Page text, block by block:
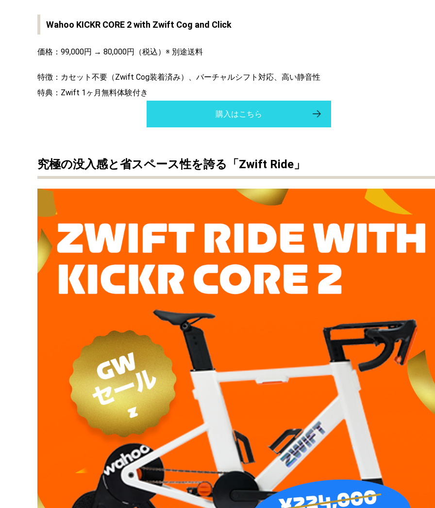
Wahoo KICKR CORE 2 with Zwift Cog and Click
価格：99,000円 → 80,000円 （税込）※ 別途送料
特徴：カセット不要（Zwift Cog装着済み）、バーチャルシフト対応、高い静音性
特典：Zwift 1ヶ月無料体験付き
購入はこちら
究極の没入感と省スペース性を誇る「Zwift Ride」